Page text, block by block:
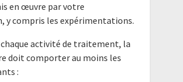
en œuvre par votre
y compris les expérimentations.
activité de traitement, la
doit comporter au moins les
: